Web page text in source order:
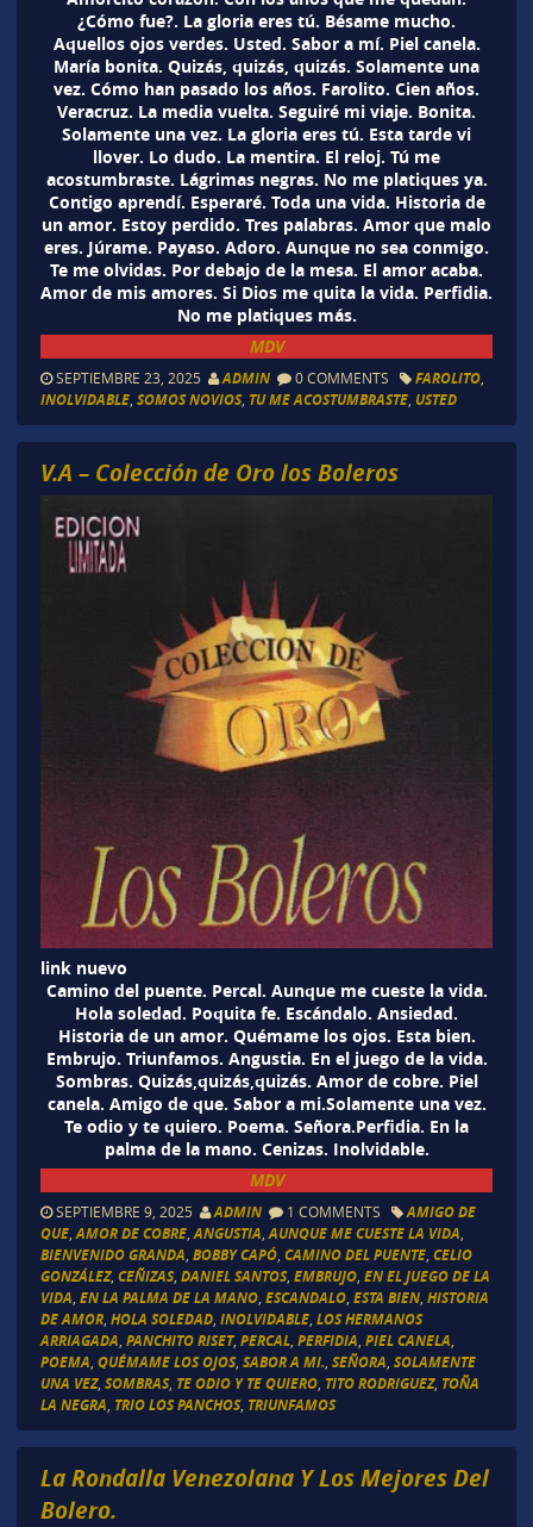
¿Cómo fue?. La gloria eres tú. Bésame mucho.
Aquellos ojos verdes. Usted. Sabor a mí. Piel canela.
María bonita. Quizás, quizás, quizás. Solamente una
vez. Cómo han pasado los años. Farolito. Cien años.
Veracruz. La media vuelta. Seguiré mi viaje. Bonita.
Solamente una vez. La gloria eres tú. Esta tarde vi
llover. Lo dudo. La mentira. El reloj. Tú me
acostumbraste. Lágrimas negras. No me platiques ya.
Contigo aprendí. Esperaré. Toda una vida. Historia de
un amor. Estoy perdido. Tres palabras. Amor que malo
eres. Júrame. Payaso. Adoro. Aunque no sea conmigo.
Te me olvidas. Por debajo de la mesa. El amor acaba.
Amor de mis amores. Si Dios me quita la vida. Perfidia.
No me platiques más.
MDV
SEPTIEMBRE 23, 2025 ADMIN 0 COMMENTS FAROLITO,
INOLVIDABLE, SOMOS NOVIOS, TU ME ACOSTUMBRASTE, USTED
V.A – Colección de Oro los Boleros
link nuevo
Camino del puente. Percal. Aunque me cueste la vida.
Hola soledad. Poquita fe. Escándalo. Ansiedad.
Historia de un amor. Quémame los ojos. Esta bien.
Embrujo. Triunfamos. Angustia. En el juego de la vida.
Sombras. Quizás,quizás,quizás. Amor de cobre. Piel
canela. Amigo de que. Sabor a mi.Solamente una vez.
Te odio y te quiero. Poema. Señora.Perfidia. En la
palma de la mano. Cenizas. Inolvidable.
MDV
SEPTIEMBRE 9, 2025 ADMIN 1 COMMENTS
AMIGO DE
QUE, AMOR DE COBRE, ANGUSTIA AUNQUE ME CUESTE LA VIDA
BIENVENIDO GRANDA BOBBY CAPÓ, CAMINO DEL PUENTE, CELIO
GONZÁLEZ, CEÑIZAS, DANIEL SANTOS, EMBRUJO, EN EL JUEGO DE LA
VIDA EN LA PALMA DE LA MANO, ESCANDALO, ESTA BIEN, HISTORIA
DE AMOR, HOLA SOLEDAD, INOLVIDABLE, LOS HERMANOS
ARRIAGADA PANCHITO RISET, PERCAL, PERFIDIA PIEL CANELA
POEMA QUÉMAME LOS OJOS, SABOR A MI. SEÑORA SOLAMENTE
UNA VEZ, SOMBRAS, TE ODIO Y TE QUIERO, TITO RODRIGUEZ, TOÑA
LA NEGRA TRIO LOS PANCHOS, TRIUNFAMOS
La Rondalla Venezolana Y Los Mejores Del
Bolero.